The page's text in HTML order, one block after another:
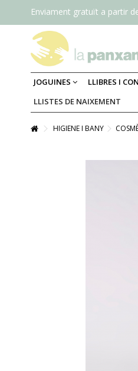
Enviament gratuït a partir
JOGUINES LLIBRES I
LLISTES DE NAIXEMENT
HIGIENE I BANY